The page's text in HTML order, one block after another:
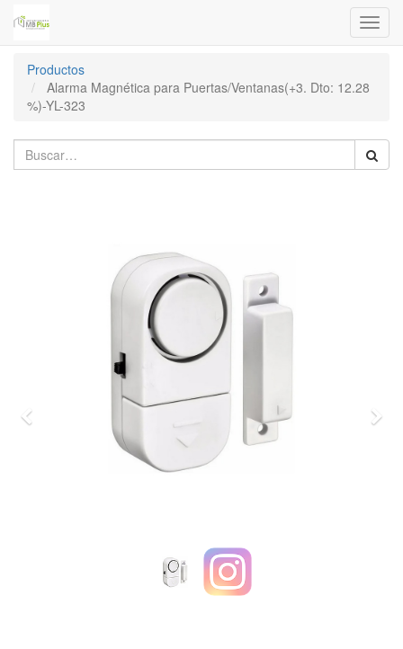
Menú
de
Productos
Alarma Magnética para Puertas/Ventanas(+3. Dto: 12.28
%)-YL-323